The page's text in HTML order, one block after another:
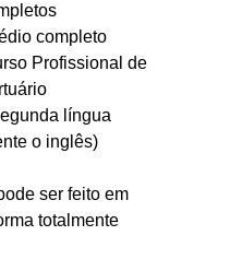
completo
Profissional de
língua
o inglês)
ser feito em
totalmente